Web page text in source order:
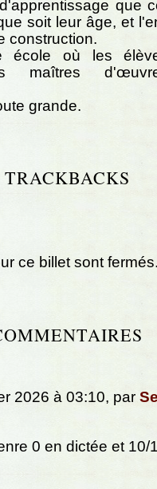
que
soit leur âge, et
construction.
école où les
maîtres
grande.
TRACKBACKS
ce billet sont
2026 à 03:10, par
0 en dictée et 10/